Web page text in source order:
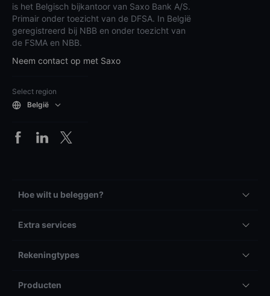
is het Belgisch bijkantoor van Saxo Bank A/S.
Primair onder toezicht van de DFSA. In België
geregistreerd bij NBB en onder toezicht van
de FSMA en NBB.
Neem contact op met Saxo
Select region
België
Hoe wilt u beleggen?
Extra services
Rekeningtypes
Producten